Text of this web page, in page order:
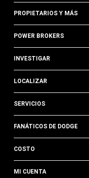
PROPIETARIOS Y MÁS
POWER BROKERS
INVESTIGAR
LOCALIZAR
SERVICIOS
FANÁTICOS DE DODGE
COSTO
MI CUENTA